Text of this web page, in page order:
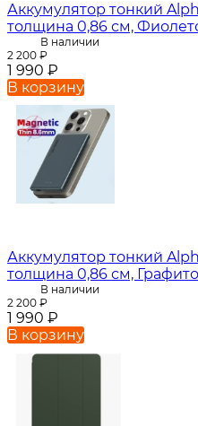
Аккумулятор тонкий Alpha 5000 mAh
толщина 0,86 см,
В наличии
2 200 ₽
1 990 ₽
В корзину
Аккумулятор тонкий Alpha 5000 mAh 22,5W
толщина 0,86 см,
В наличии
2 200 ₽
1 990 ₽
В корзину